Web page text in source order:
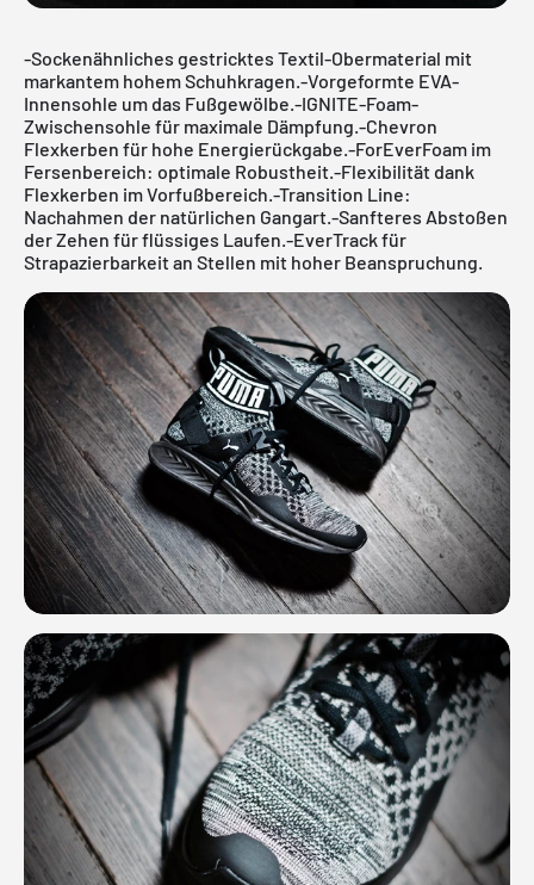
-Sockenähnliches gestricktes Textil-Obermaterial mit
markantem hohem Schuhkragen.-Vorgeformte EVA-
Innensohle um das Fußgewölbe.-IGNITE-Foam-
Zwischensohle für maximale Dämpfung.-Chevron
Flexkerben für hohe Energierückgabe.-ForEverFoam im
Fersenbereich: optimale Robustheit.-Flexibilität dank
Flexkerben im Vorfußbereich.-Transition Line:
Nachahmen der natürlichen Gangart.-Sanfteres Abstoßen
der Zehen für flüssiges Laufen.-EverTrack für
Strapazierbarkeit an Stellen mit hoher Beanspruchung.